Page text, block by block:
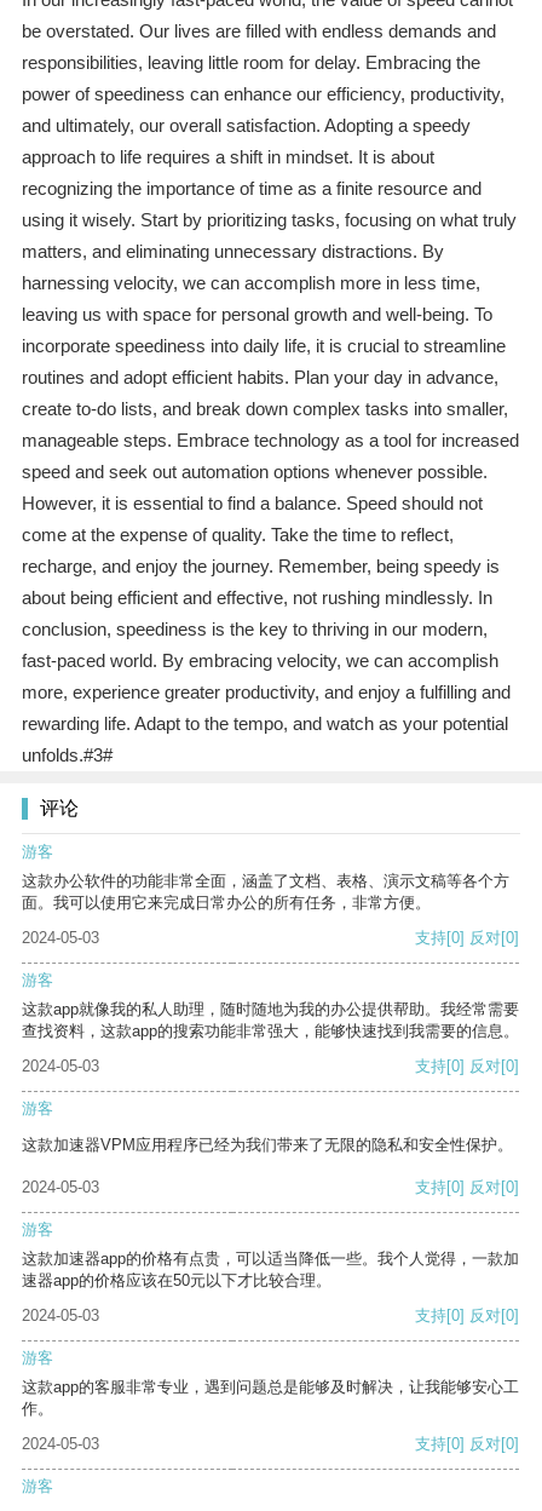
be overstated. Our lives are filled with endless demands and
responsibilities, leaving little room for delay. Embracing the
power of speediness can enhance our efficiency, productivity,
and ultimately, our overall satisfaction. Adopting a speedy
approach to life requires a shift in mindset. It is about
recognizing the importance of time as a finite resource and
using it wisely. Start by prioritizing tasks, focusing on what truly
matters, and eliminating unnecessary distractions. By
harnessing velocity, we can accomplish more in less time,
leaving us with space for personal growth and well-being. To
incorporate speediness into daily life, it is crucial to streamline
routines and adopt efficient habits. Plan your day in advance,
create to-do lists, and break down complex tasks into smaller,
manageable steps. Embrace technology as a tool for increased
speed and seek out automation options whenever possible.
However, it is essential to find a balance. Speed should not
come at the expense of quality. Take the time to reflect,
recharge, and enjoy the journey. Remember, being speedy is
about being efficient and effective, not rushing mindlessly. In
conclusion, speediness is the key to thriving in our modern,
fast-paced world. By embracing velocity, we can accomplish
more, experience greater productivity, and enjoy a fulfilling and
rewarding life. Adapt to the tempo, and watch as your potential
unfolds.#3#
评论
游客
这款办公软件的功能非常全面，涵盖了文档、表格、演示文稿等各个方
面。我可以使用它来完成日常办公的所有任务，非常方便。
2024-05-03
支持[0] 反对[0]
游客
这款app就像我的私人助理，随时随地为我的办公提供帮助。我经常需要
查找资料，这款app的搜索功能非常强大，能够快速找到我需要的信息。
2024-05-03
支持[0] 反对[0]
游客
这款加速器VPM应用程序已经为我们带来了无限的隐私和安全性保护。
2024-05-03 支持[0] 反对[0]
游客
这款加速器app的价格有点贵，可以适当降低一些。我个人觉得，一款加
速器app的价格应该在50元以下才比较合理。
2024-05-03
支持[0] 反对[0]
游客
这款app的客服非常专业，遇到问题总是能够及时解决，让我能够安心工
作。
2024-05-03
支持[0] 反对[0]
游客